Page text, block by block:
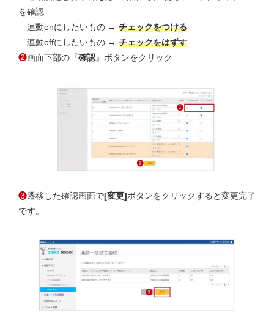
を確認
連動onにしたいもの → チェックをつける
連動offにしたいもの → チェックをはずす
❷画面下部の『確認』ボタンをクリック
❸遷移した確認画面で[変更]ボタンをクリックすると変更完了
です。